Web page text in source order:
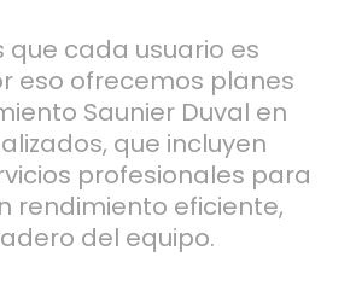
que cada usuario es
eso ofrecemos planes
Saunier Duval en
que incluyen
profesionales para
rendimiento eficiente,
del equipo.